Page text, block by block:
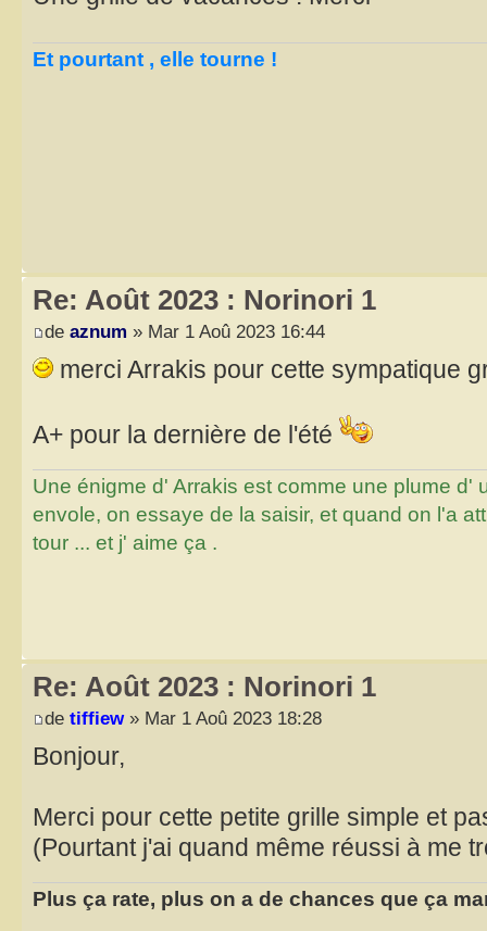
Et pourtant , elle tourne !
Re: Août 2023 : Norinori 1
de aznum » Mar 1 Aoû 2023 16:44
merci Arrakis pour cette sympatique
A+ pour la dernière de l'été
Une énigme d' Arrakis est comme une plume d'
envole, on essaye de la saisir, et quand on l'a
tour ... et j' aime ça .
Re: Août 2023 : Norinori 1
de tiffiew» Mar 1 Aoû 2023 18:28
Bonjour,
Merci pour cette petite grille simple et
(Pourtant j'ai quand même réussi à me
Plus ça rate, plus on a de chances que ça